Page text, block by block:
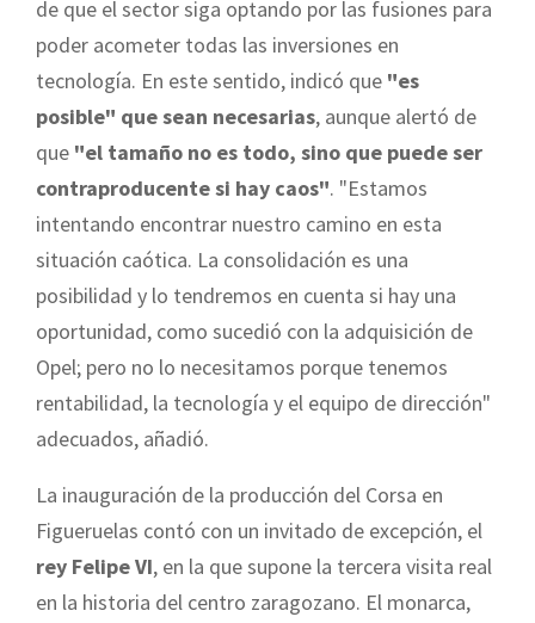
de que el sector siga optando por las fusiones para
poder acometer todas las inversiones en
tecnología. En este sentido, indicó que "es
posible" que sean necesarias, aunque alertó de
que "el tamaño no es todo, sino que puede ser
contraproducente si hay caos". "Estamos
intentando encontrar nuestro camino en esta
situación caótica. La consolidación es una
posibilidad y lo tendremos en cuenta si hay una
oportunidad, como sucedió con la adquisición de
Opel; pero no lo necesitamos porque tenemos
rentabilidad, la tecnología y el equipo de dirección"
adecuados, añadió.
La inauguración de la producción del Corsa en
Figueruelas contó con un invitado de excepción, el
rey Felipe VI, en la que supone la tercera visita real
en la historia del centro zaragozano. El monarca,